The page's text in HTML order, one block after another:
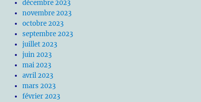
décembre 2023
novembre 2023
octobre 2023
septembre 2023
juillet 2023
juin 2023
mai 2023
avril 2023
mars 2023
février 2023